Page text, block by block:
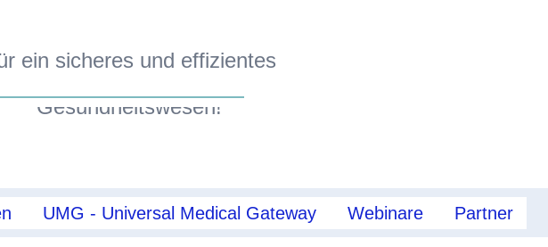
ein sicheres und effizientes
Gesundheitswesen!
UMG - Universal Medical Gateway Webinare Partner